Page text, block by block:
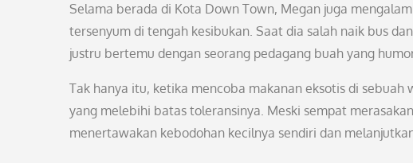
Selama berada di Kota Down Town, Megan juga
tersenyum di tengah kesibukan. Saat dia salah naik bus
justru bertemu dengan seorang pedagang buah yang
Tak hanya itu, ketika mencoba makanan eksotis di
yang melebihi batas toleransinya. Meski sempat
menertawakan kebodohan kecilnya sendiri dan